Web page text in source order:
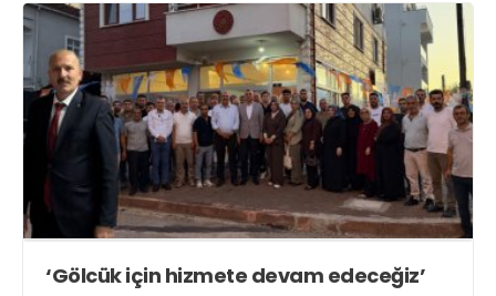
‘Gölcük için hizmete devam edeceğiz’